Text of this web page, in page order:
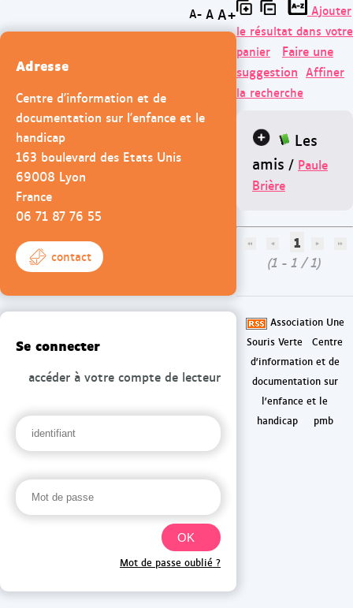
Ajouter
le résultat dans votre
panier
Faire une
suggestion Affiner
la recherche
Les
amis / Paule
Brière
1
(1 - 1 / 1)
Association Une
Souris Verte
Centre
d'information et de
documentation sur
l'enfance et le
handicap
pmb
A- A A+
Adresse
Centre d'information et de
documentation sur l'enfance et le
handicap
163 boulevard des Etats Unis
69008 Lyon
France
06 71 87 76 55
contact
Se connecter
accéder à votre compte de lecteur
Mot de passe oublié ?